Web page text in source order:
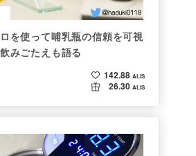
を使って哺乳瓶の信頼を可視
みごたえも語る
142.88 ALIS
26.30 ALIS